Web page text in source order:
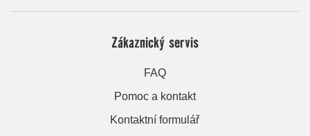
Zákaznický servis
FAQ
Pomoc a kontakt
Kontaktní formulář